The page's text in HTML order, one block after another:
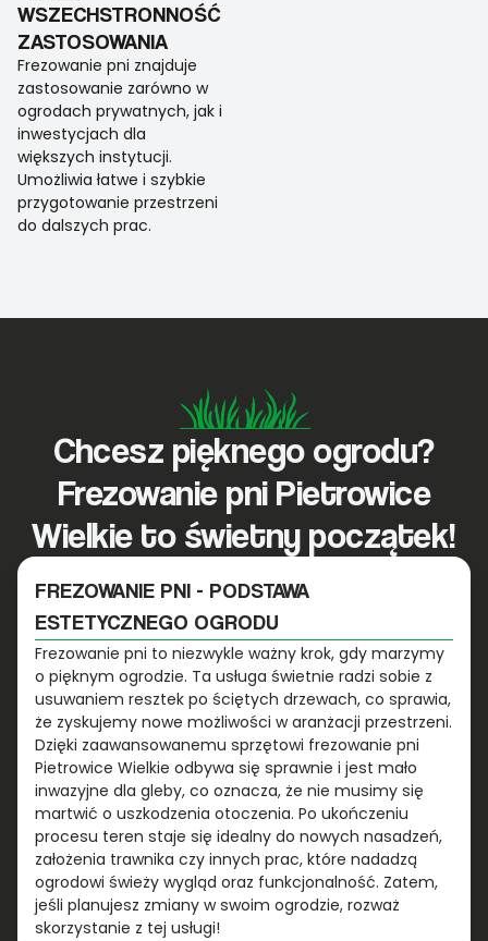
WSZECHSTRONNOŚĆ
ZASTOSOWANIA
Frezowanie pni znajduje
zastosowanie zarówno w
ogrodach prywatnych, jak i
inwestycjach dla
większych instytucji.
Umożliwia łatwe i szybkie
przygotowanie przestrzeni
do dalszych prac.
Chcesz pięknego ogrodu?
Frezowanie pni Pietrowice
Wielkie to świetny początek!
FREZOWANIE PNI - PODSTAWA
ESTETYCZNEGO OGRODU
Frezowanie pni to niezwykle ważny krok, gdy marzymy
o pięknym ogrodzie. Ta usługa świetnie radzi sobie z
usuwaniem resztek po ściętych drzewach, co sprawia,
że zyskujemy nowe możliwości w aranżacji przestrzeni.
Dzięki zaawansowanemu sprzętowi frezowanie pni
Pietrowice Wielkie odbywa się sprawnie i jest mało
inwazyjne dla gleby, co oznacza, że nie musimy się
martwić o uszkodzenia otoczenia. Po ukończeniu
procesu teren staje się idealny do nowych nasadzeń,
założenia trawnika czy innych prac, które nadadzą
ogrodowi świeży wygląd oraz funkcjonalność. Zatem,
jeśli planujesz zmiany w swoim ogrodzie, rozważ
skorzystanie z tej usługi!